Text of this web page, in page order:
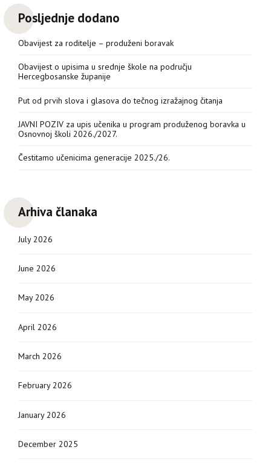
Posljednje dodano
Obavijest za roditelje – produženi boravak
Obavijest o upisima u srednje škole na području
Hercegbosanske županije
Put od prvih slova i glasova do tečnog izražajnog čitanja
JAVNI POZIV za upis učenika u program produženog boravka u
Osnovnoj školi 2026./2027.
Čestitamo učenicima generacije 2025./26.
Arhiva članaka
July 2026
June 2026
May 2026
April 2026
March 2026
February 2026
January 2026
December 2025